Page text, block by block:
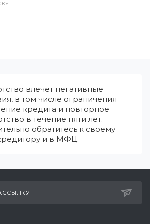
влечет негативные
в том числе ограничения
кредита и повторное
в течение пяти лет.
обратитесь к своему
и в МФЦ.